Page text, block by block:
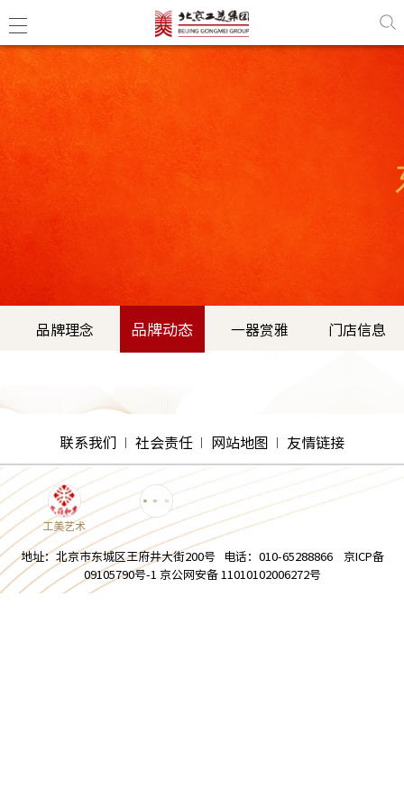
品牌理念 品牌动态 一器赏雅 门店信息
联系我们 社会责任 网站地图 友情链接
工美艺术
地址：北京市东城区王府井大街200号 电话：010-65288866 京ICP备
09105790号-1 京公网安备 11010102006272号